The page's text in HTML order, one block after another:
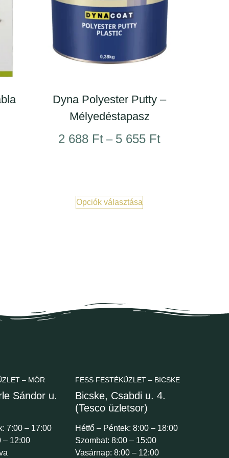
Dyna Polyester Putty –
Mélyedéstapasz
2 688 Ft – 5 655 Ft
Opciók választása
– MÓR
Sándor u.
7:00 – 17:00
– 12:00
FESS FESTÉKÜZLET – BICSKE
Bicske, Csabdi u. 4.
(Tesco üzletsor)
Hétfő – Péntek: 8:00 – 18:00
Szombat: 8:00 – 15:00
Vasárnap: 8:00 – 12:00